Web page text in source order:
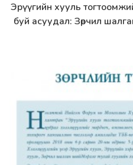
Дэлгэрэнгүй
Эрүүгийн хууль
буй асуудал: Зөрчил